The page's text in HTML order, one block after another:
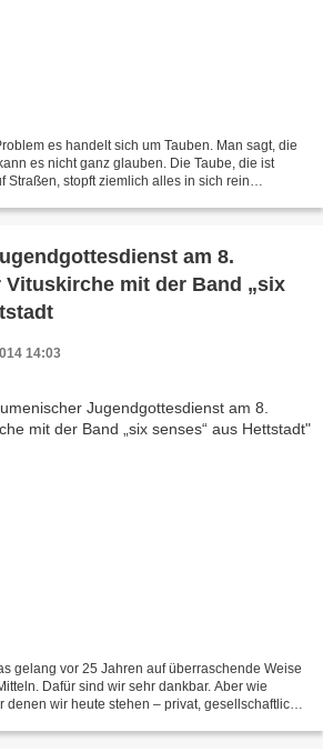
es handelt sich um Tauben. Man sagt, die
es nicht ganz glauben. Die Taube, die ist
Straßen, stopft ziemlich alles in sich rein
am 8.
Vituskirche mit der Band „six
14:03
gelang vor 25 Jahren auf überraschende Weise
Dafür sind wir sehr dankbar. Aber wie
wir heute stehen – privat, gesellschaftlich